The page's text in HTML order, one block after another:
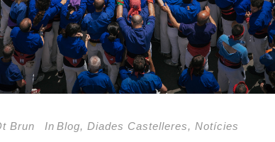
Brun In Blog, Diades Castelleres, Notícies